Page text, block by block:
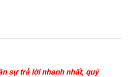
sự trả lời nhanh nhất, quý